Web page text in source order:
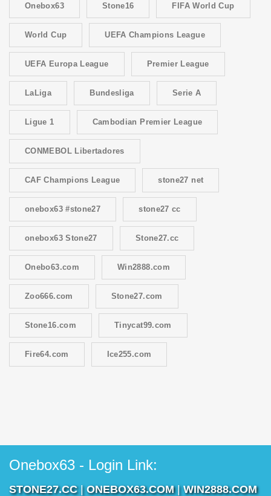
Onebox63 Stone16 FIFA World Cup
World Cup UEFA Champions League
UEFA Europa League Premier League
LaLiga Bundesliga Serie A
Ligue 1 Cambodian Premier League
CONMEBOL Libertadores
CAF Champions League stone27 net
onebox63 #stone27 stone27 cc
onebox63 Stone27 Stone27.cc
Onebo63.com Win2888.com
Zoo666.com Stone27.com
Stone16.com Tinycat99.com
Fire64.com Ice255.com
Onebox63 - Login Link:
STONE27.CC|ONEBOX63.COM|WIN2888.COM